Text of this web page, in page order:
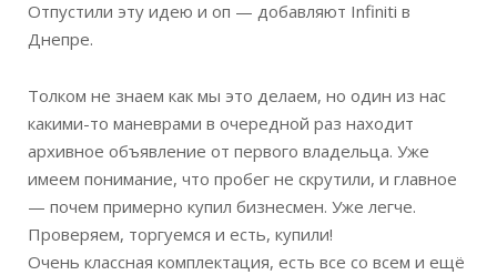
Отпустили эту идею и оп — добавляют Infiniti в
Днепре.
Толком не знаем как мы это делаем, но один из нас
какими-то маневрами в очередной раз находит
архивное объявление от первого владельца. Уже
имеем понимание, что пробег не скрутили, и главное
— почем примерно купил бизнесмен. Уже легче.
Проверяем, торгуемся и есть, купили!
Очень классная комплектация, есть все со всем и ещё